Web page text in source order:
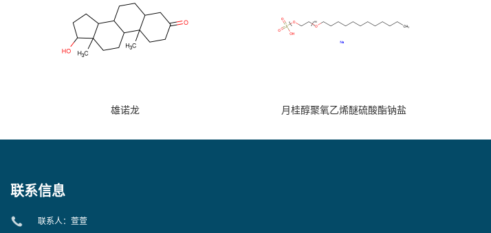
雄诺龙 月桂醇聚氧乙烯醚硫酸酯钠盐
联系信息
联系人：萱萱